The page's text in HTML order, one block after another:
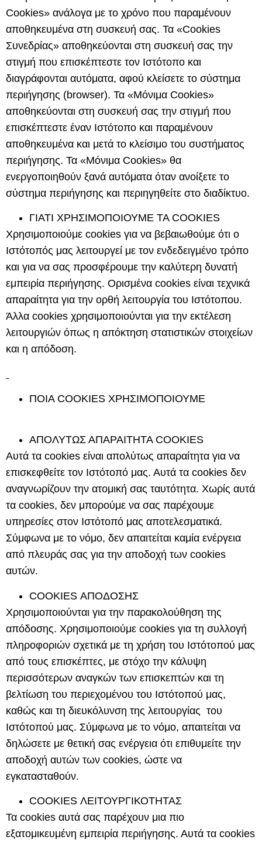
Cookies» ανάλογα με το χρόνο που παραμένουν
αποθηκευμένα στη συσκευή σας. Τα «Cookies
Συνεδρίας» αποθηκεύονται στη συσκευή σας την
στιγμή που επισκέπτεστε τον Ιστότοπο και
διαγράφονται αυτόματα, αφού κλείσετε το σύστημα
περιήγησης (browser). Τα «Μόνιμα Cookies»
αποθηκεύονται στη συσκευή σας την στιγμή που
επισκέπτεστε έναν Ιστότοπο και παραμένουν
αποθηκευμένα και μετά το κλείσιμο του συστήματος
περιήγησης. Τα «Μόνιμα Cookies» θα
ενεργοποιηθούν ξανά αυτόματα όταν ανοίξετε το
σύστημα περιήγησης και περιηγηθείτε στο διαδίκτυο.
ΓΙΑΤΙ ΧΡΗΣΙΜΟΠΟΙΟΥΜΕ ΤΑ COOKIES
Χρησιμοποιούμε cookies για να βεβαιωθούμε ότι ο
Ιστότοπός μας λειτουργεί με τον ενδεδειγμένο τρόπο
και για να σας προσφέρουμε την καλύτερη δυνατή
εμπειρία περιήγησης. Ορισμένα cookies είναι τεχνικά
απαραίτητα για την ορθή λειτουργία του Ιστότοπου.
Άλλα cookies χρησιμοποιούνται για την εκτέλεση
λειτουργιών όπως η απόκτηση στατιστικών στοιχείων
και η απόδοση.
ΠΟΙΑ COOKIES ΧΡΗΣΙΜΟΠΟΙΟΥΜΕ
ΑΠΟΛΥΤΩΣ ΑΠΑΡΑΙΤΗΤΑ COOKIES
Αυτά τα cookies είναι απολύτως απαραίτητα για να
επισκεφθείτε τον Ιστότοπό μας. Αυτά τα cookies δεν
αναγνωρίζουν την ατομική σας ταυτότητα. Χωρίς αυτά
τα cookies, δεν μπορούμε να σας παρέχουμε
υπηρεσίες στον Ιστότοπό μας αποτελεσματικά.
Σύμφωνα με το νόμο, δεν απαιτείται καμία ενέργεια
από πλευράς σας για την αποδοχή των cookies
αυτών.
COOKIES ΑΠΟΔΟΣΗΣ
Χρησιμοποιούνται για την παρακολούθηση της
απόδοσης. Χρησιμοποιούμε cookies για τη συλλογή
πληροφοριών σχετικά με τη χρήση του Ιστότοπού μας
από τους επισκέπτες, με στόχο την κάλυψη
περισσότερων αναγκών των επισκεπτών και τη
βελτίωση του περιεχομένου του Ιστότοπού μας,
καθώς και τη διευκόλυνση της λειτουργίας του
Ιστότοπού μας. Σύμφωνα με το νόμο, απαιτείται να
δηλώσετε με θετική σας ενέργεια ότι επιθυμείτε την
αποδοχή αυτών των cookies, ώστε να
εγκατασταθούν.
COOKIES ΛΕΙΤΟΥΡΓΙΚΟΤΗΤΑΣ
Τα cookies αυτά σας παρέχουν μια πιο
εξατομικευμένη εμπειρία περιήγησης. Αυτά τα cookies